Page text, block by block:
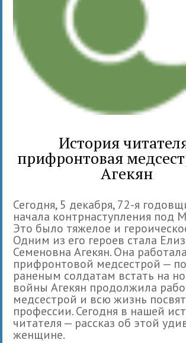
История
прифронтовая
Агекян
Сегодня, 5 декабря, 72-я
начала контрнаступления под
Это было тяжелое и
Одним из его героев стала
Семеновна Агекян. Она работала
прифронтовой медсестрой —
раненым солдатам встать на
войны Агекян продолжила
медсестрой и всю жизнь
профессии. Сегодня в нашей
читателя — рассказ об этой
женщине.